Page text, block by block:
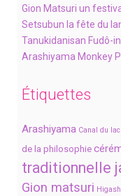
Gion Matsuri un
Setsubun la fête du
Tanukidanisan Fudô-
Arashiyama Monkey
Étiquettes
Arashiyama Canal du
de la philosophie
traditionnelle
Gion matsuri